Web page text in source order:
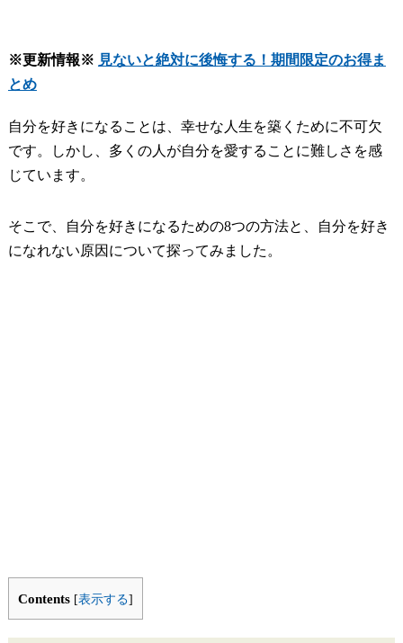
※更新情報※ 見ないと絶対に後悔する！期間限定のお得ま
とめ
自分を好きになることは、幸せな人生を築くために不可欠
です。しかし、多くの人が自分を愛することに難しさを感
じています。
そこで、自分を好きになるための8つの方法と、自分を好き
になれない原因について探ってみました。
Contents [表示する]